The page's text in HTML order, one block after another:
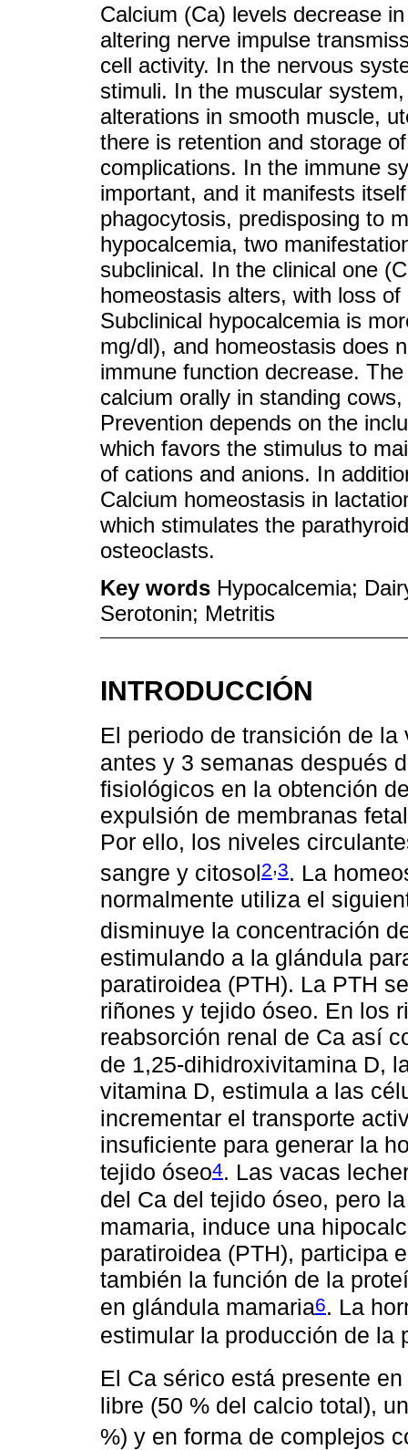
Calcium (Ca) levels decrease
altering nerve impulse
cell activity. In the nervous
stimuli. In the muscular
alterations in smooth muscle,
there is retention and storage
complications. In the immune
important, and it manifests
phagocytosis, predisposing to
hypocalcemia, two
subclinical. In the clinical one
homeostasis alters, with loss
Subclinical hypocalcemia is
mg/dl), and homeostasis does
immune function decrease.
calcium orally in standing
Prevention depends on the
which favors the stimulus to
of cations and anions. In
Calcium homeostasis in
which stimulates the
osteoclasts.
Key words Hypocalcemia;
Serotonin; Metritis
INTRODUCCIÓN
El periodo de transición de
antes y 3 semanas después
fisiológicos en la obtención
expulsión de membranas
Por ello, los niveles
sangre y citosol2,3. La
normalmente utiliza el
disminuye la concentración
estimulando a la glándula
paratiroidea (PTH). La PTH
riñones y tejido óseo. En los
reabsorción renal de Ca así
de 1,25-dihidroxivitamina D,
vitamina D, estimula a las
incrementar el transporte
insuficiente para generar la
tejido óseo4. Las vacas
del Ca del tejido óseo, pero
mamaria, induce una
paratiroidea (PTH), participa
también la función de la
en glándula mamaria6. La
estimular la producción de la
El Ca sérico está presente
libre (50 % del calcio total),
%) y en forma de complejos